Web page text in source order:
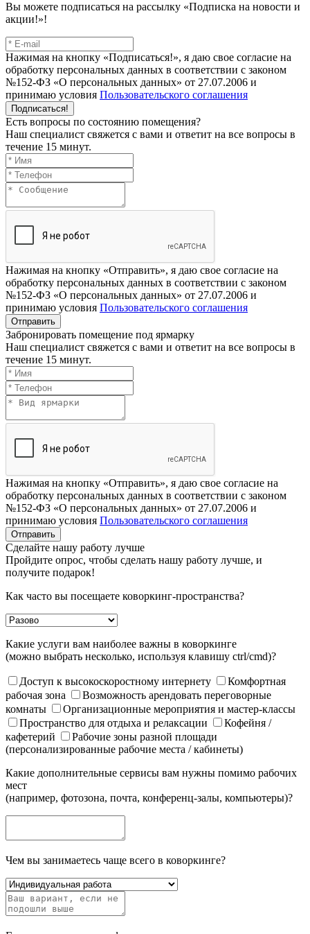
Вы можете подписаться на рассылку «Подписка на новости и
акции!»!
Нажимая на кнопку «Подписаться!», я даю свое согласие на
обработку персональных данных в соответствии с законом
№152-ФЗ «О персональных данных» от 27.07.2006 и
принимаю условия Пользовательского соглашения
Подписаться!
Есть вопросы по состоянию помещения?
Наш специалист свяжется с вами и ответит на все вопросы в
течение 15 минут.
Нажимая на кнопку «Отправить», я даю свое согласие на
обработку персональных данных в соответствии с законом
№152-ФЗ «О персональных данных» от 27.07.2006 и
принимаю условия Пользовательского соглашения
Отправить
Забронировать помещение под ярмарку
Наш специалист свяжется с вами и ответит на все вопросы в
течение 15 минут.
Нажимая на кнопку «Отправить», я даю свое согласие на
обработку персональных данных в соответствии с законом
№152-ФЗ «О персональных данных» от 27.07.2006 и
принимаю условия Пользовательского соглашения
Отправить
Сделайте нашу работу лучше
Пройдите опрос, чтобы сделать нашу работу лучше, и
получите подарок!
Как часто вы посещаете коворкинг-пространства?
Какие услуги вам наиболее важны в коворкинге
(можно выбрать несколько, используя клавишу ctrl/cmd)?
Доступ к высокоскоростному интернету
Комфортная
рабочая зона
Возможность арендовать переговорные
комнаты
Организационные мероприятия и мастер-классы
Пространство для отдыха и релаксации
Кофейня /
кафетерий
Рабочие зоны разной площади
(персонализированные рабочие места / кабинеты)
Какие дополнительные сервисы вам нужны помимо рабочих
мест
(например, фотозона, почта, конференц-залы, компьютеры)?
Чем вы занимаетесь чаще всего в коворкинге?